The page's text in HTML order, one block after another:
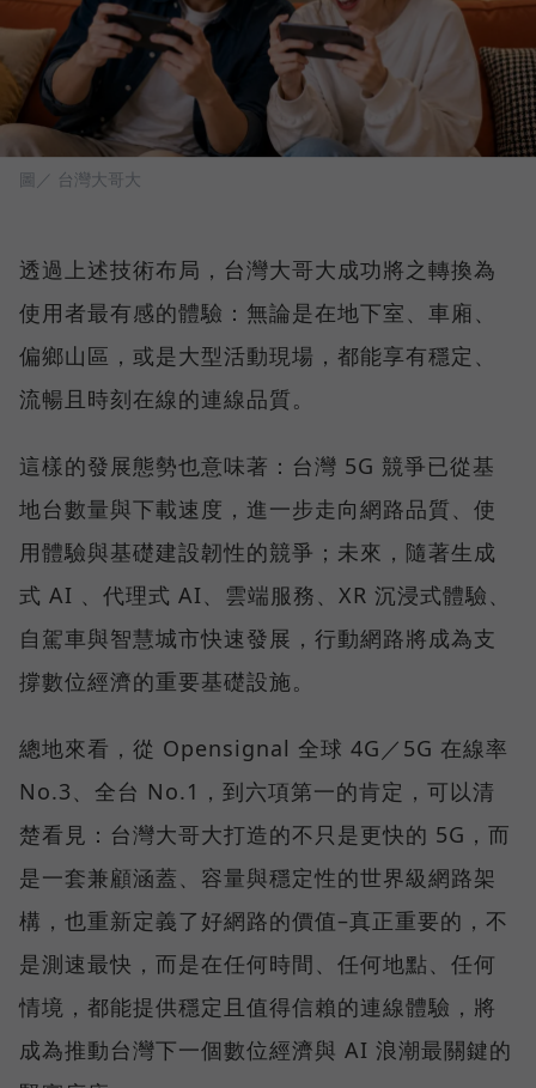
圖／ 台灣大哥大
透過上述技術布局，台灣大哥大成功將之轉換為
使用者最有感的體驗：無論是在地下室、車廂、
偏鄉山區，或是大型活動現場，都能享有穩定、
流暢且時刻在線的連線品質。
這樣的發展態勢也意味著：台灣 5G 競爭已從基
地台數量與下載速度，進一步走向網路品質、使
用體驗與基礎建設韌性的競爭；未來，隨著生成
式 AI 、代理式 AI、雲端服務、XR 沉浸式體驗、
自駕車與智慧城市快速發展，行動網路將成為支
撐數位經濟的重要基礎設施。
總地來看，從 Opensignal 全球 4G／5G 在線率
No.3、全台 No.1，到六項第一的肯定，可以清
楚看見：台灣大哥大打造的不只是更快的 5G，而
是一套兼顧涵蓋、容量與穩定性的世界級網路架
構，也重新定義了好網路的價值–真正重要的，不
是測速最快，而是在任何時間、任何地點、任何
情境，都能提供穩定且值得信賴的連線體驗，將
成為推動台灣下一個數位經濟與 AI 浪潮最關鍵的